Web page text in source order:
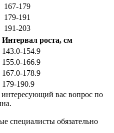
167-179
179-191
191-203
Интервал роста, см
143.0-154.9
155.0-166.9
167.0-178.9
179-190.9
вас вопрос по
специалисты обязательно